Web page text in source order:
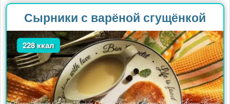
Сырники с варёной сгущёнкой
228 ккал